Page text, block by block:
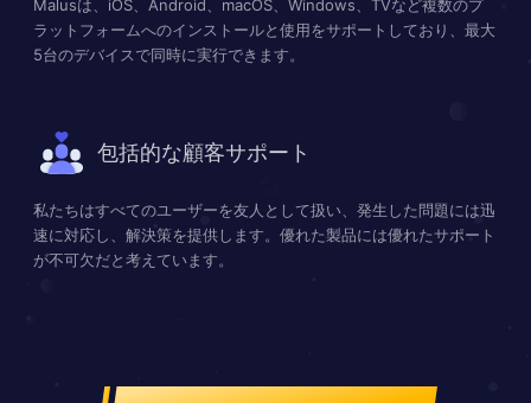
Malusは、iOS、Android、macOS、Windows、TVなど複数のプ
ラットフォームへのインストールと使用をサポートしており、最大
5台のデバイスで同時に実行できます。
包括的な顧客サポート
私たちはすべてのユーザーを友人として扱い、発生した問題には迅
速に対応し、解決策を提供します。優れた製品には優れたサポート
が不可欠だと考えています。